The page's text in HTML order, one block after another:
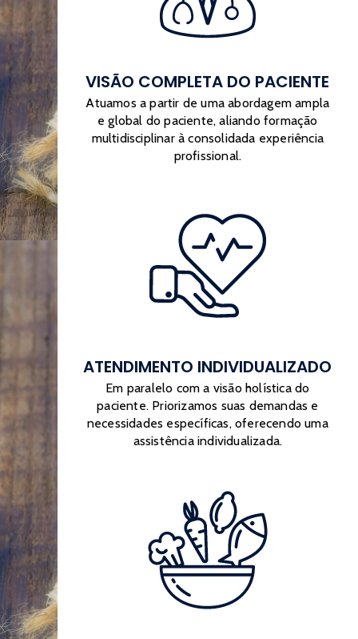
VISÃO COMPLETA DO PACIENTE
Atuamos a partir de uma abordagem ampla
e global do paciente, aliando formação
multidisciplinar à consolidada experiência
profissional.
ATENDIMENTO INDIVIDUALIZADO
Em paralelo com a visão holística do
paciente. Priorizamos suas demandas e
necessidades específicas, oferecendo uma
assistência individualizada.